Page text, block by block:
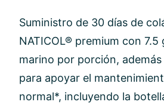
Suministro de 30 días de
NATICOL® premium con 7.5
marino por porción,
para apoyar el
normal*, incluyendo la